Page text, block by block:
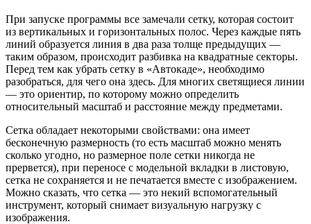
При запуске программы все замечали сетку, которая состоит
из вертикальных и горизонтальных полос. Через каждые пять
линий образуется линия в два раза толще предыдущих —
таким образом, происходит разбивка на квадратные секторы.
Перед тем как убрать сетку в «Автокаде», необходимо
разобраться, для чего она здесь. Для многих светящиеся линии
— это ориентир, по которому можно определить
относительный масштаб и расстояние между предметами.
Сетка обладает некоторыми свойствами: она имеет
бесконечную размерность (то есть масштаб можно менять
сколько угодно, но размерное поле сетки никогда не
прервется), при переносе с модельной вкладки в листовую,
сетка не сохраняется и не печатается вместе с изображением.
Можно сказать, что сетка — это некий вспомогательный
инструмент, который снимает визуальную нагрузку с
изображения.